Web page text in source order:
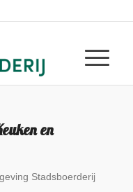
en
Stadsboerderij